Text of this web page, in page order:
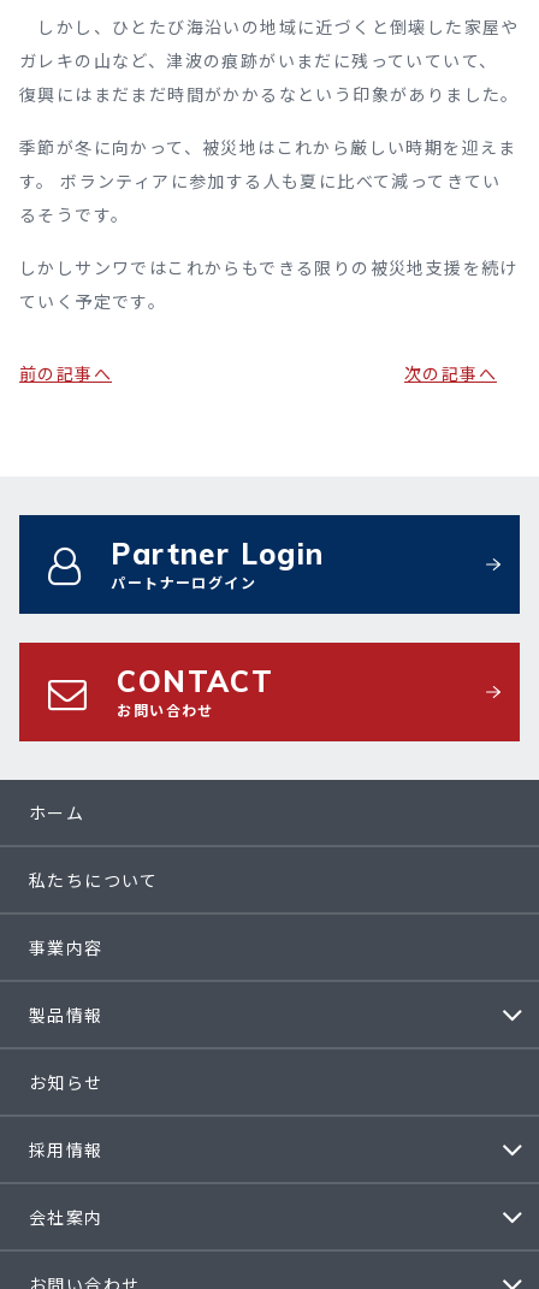
しかし、ひとたび海沿いの地域に近づくと倒壊した家屋や
ガレキの山など、津波の痕跡がいまだに残っていていて、
復興にはまだまだ時間がかかるなという印象がありました。
季節が冬に向かって、被災地はこれから厳しい時期を迎えま
す。 ボランティアに参加する人も夏に比べて減ってきてい
るそうです。
しかしサンワではこれからもできる限りの被災地支援を続け
ていく予定です。
前の記事へ 次の記事へ
Partner Login
パートナーログイン
CONTACT
お問い合わせ
ホーム
私たちについて
事業内容
製品情報
お知らせ
採用情報
会社案内
お問い合わせ